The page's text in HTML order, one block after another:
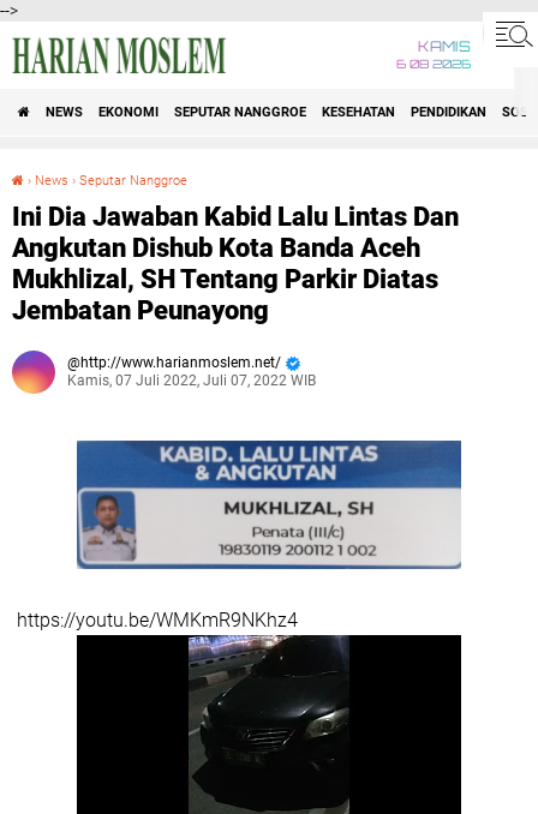
-->
KAMIS
6 08 2026
NEWS EKONOMI SEPUTAR NANGGROE KESEHATAN PENDIDIKAN
› News › Seputar Nanggroe
Ini Dia Jawaban Kabid Lalu Lintas Dan
Angkutan Dishub Kota Banda Aceh
Mukhlizal, SH Tentang Parkir Diatas
Jembatan Peunayong
http://www.harianmoslem.net/
Kamis, 07 Juli 2022, Juli 07, 2022 WIB
https://youtu.be/WMKmR9NKhz4